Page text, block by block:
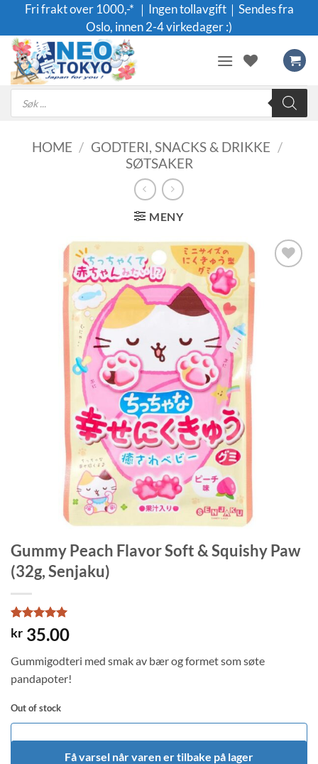
content
Fri frakt over 1000,-* ｜Ingen tollavgift｜Sendes fra
Oslo, innen 2-4 virkedager :)
Products
search
HOME / GODTERI, SNACKS & DRIKKE /
SØTSAKER
MENY
Gummy Peach Flavor Soft & Squishy Paw
(32g, Senjaku)
Rated5
out of 5
2
customer
ratings
kr 35.00
Gummigodteri med smak av bær og formet som søte
pandapoter!
Out of stock
Få varsel når varen er tilbake på lager